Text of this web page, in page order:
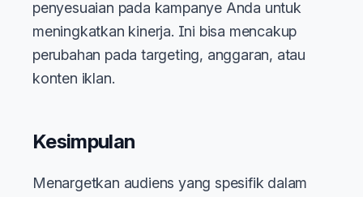
penyesuaian pada kampanye Anda untuk
meningkatkan kinerja. Ini bisa mencakup
perubahan pada targeting, anggaran, atau
konten iklan.
Kesimpulan
Menargetkan audiens yang spesifik dalam